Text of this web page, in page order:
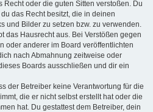
Recht oder die guten Sitten verstoßen. Du
das Recht besitzt, die in deinen
und Bilder zu setzen bzw. zu verwenden.
das Hausrecht aus. Bei Verstößen gegen
oder anderer im Board veröffentlichten
nach Abmahnung zeitweise oder
Boards ausschließen und dir ein
der Betreiber keine Verantwortung für die
die er nicht selbst erstellt hat oder die
hat. Du gestattest dem Betreiber, dein